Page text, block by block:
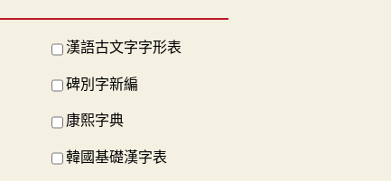
漢語古文字字形表
碑別字新編
康熙字典
韓國基礎漢字表